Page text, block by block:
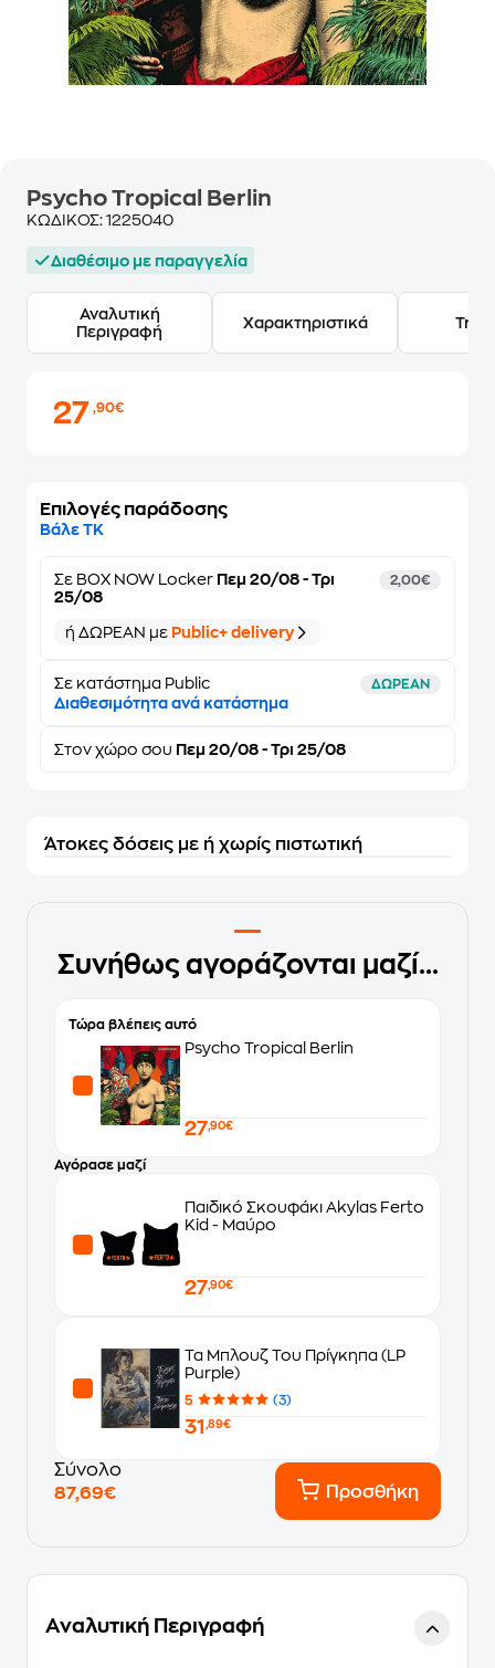
Psycho Tropical Berlin
ΚΩΔΙΚΟΣ: 1225040
Διαθέσιμο με παραγγελία
Αναλυτική
Περιγραφή
Χαρακτηριστικά
27,90€
Επιλογές παράδοσης
Βάλε ΤΚ
Σε BOX NOW Locker Πεμ 20/08 - Τρι
25/08
2,00€
ή ΔΩΡΕΑΝ με Public+ delivery
Σε κατάστημα Public ΔΩΡΕΑΝ
Διαθεσιμότητα ανά κατάστημα
Στον χώρο σου Πεμ 20/08 - Τρι 25/08
Άτοκες δόσεις με ή χωρίς πιστωτική
Συνήθως αγοράζονται μαζί...
Τώρα βλέπεις αυτό
Psycho Tropical Berlin
27,90€
Αγόρασε μαζί
Παιδικό Σκουφάκι Akylas Ferto
Kid - Μαύρο
27,90€
Τα Μπλουζ Του Πρίγκηπα (LP
Purple)
5 (3)
31 ,89€
Σύνολο
87,69€
Προσθήκη
Αναλυτική Περιγραφή